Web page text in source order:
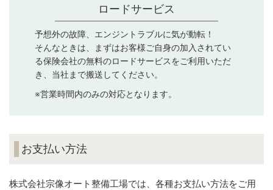
ロードサービス
予想外の故障、エンジントラブルに気が動転！
そんなときは、まずはお客様ご自身の加入されてい
る保険会社の無料のロードサービスをご利用いただ
き、当社まで搬送してください。
※営業時間内のみの対応となります。
お支払い方法
株式会社宗像オート整備工場では、各種お支払い方法をご用